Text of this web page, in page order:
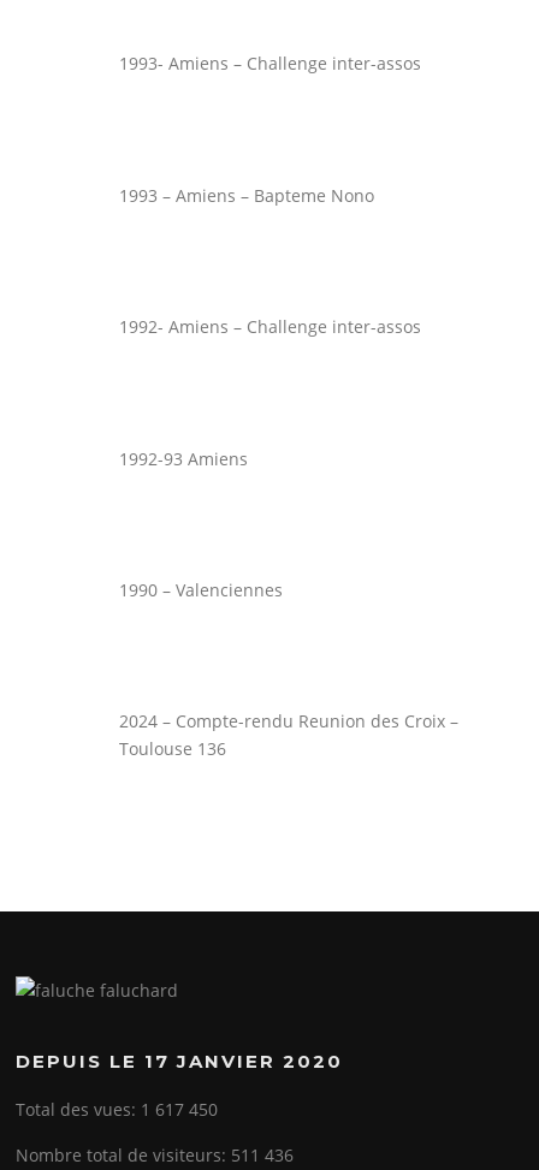
1993- Amiens – Challenge inter-assos
1993 – Amiens – Bapteme Nono
1992- Amiens – Challenge inter-assos
1992-93 Amiens
1990 – Valenciennes
2024 – Compte-rendu Reunion des Croix –
Toulouse 136
DEPUIS LE 17 JANVIER 2020
Total des vues: 1 617 450
Nombre total de visiteurs: 511 436